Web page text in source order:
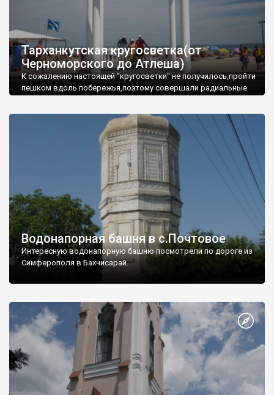
Тарханкутская кругосветка(от
Черноморского до Атлеша)
К сожалению настоящей "кругосветки" не получилось,пройти
пешком вдоль побережья,поэтому совершали радиальные
Водонапорная башня в с.Почтовое
Интересную водонапорную башню посмотрели по дороге из
Симферополя в Бахчисарай.